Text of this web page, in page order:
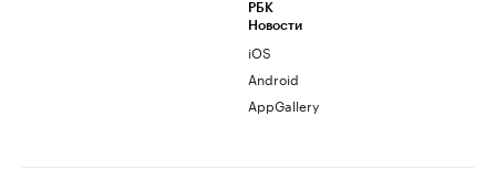
РБК
Новости
iOS
Android
AppGallery